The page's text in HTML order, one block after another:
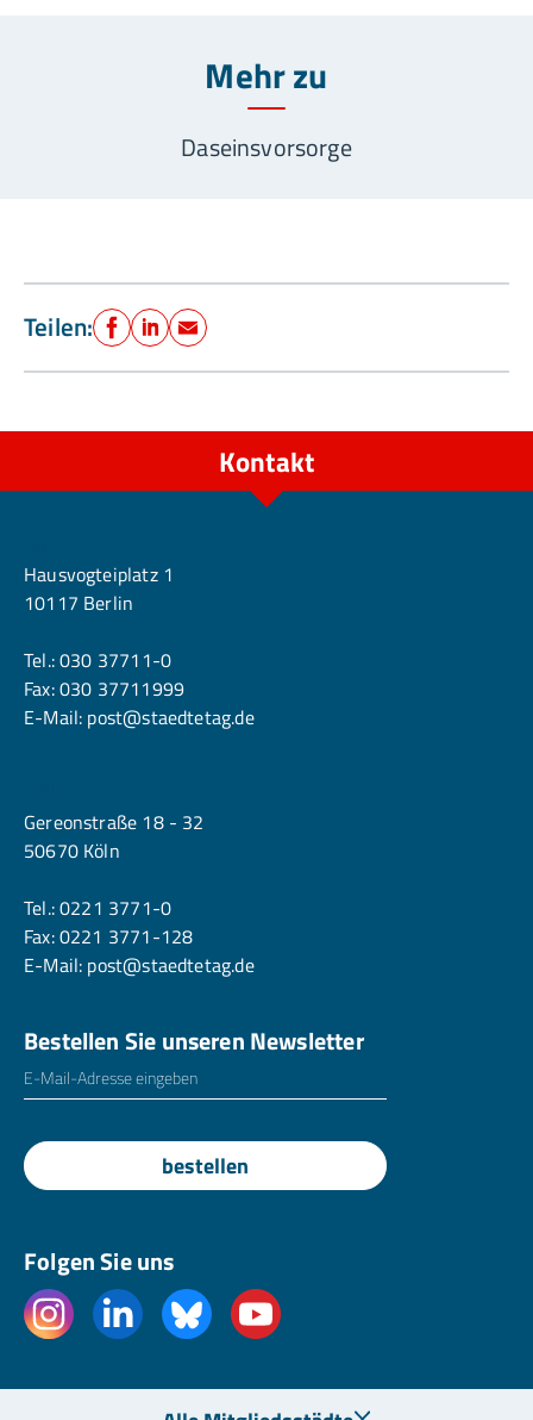
Mehr zu
Daseinsvorsorge
Teilen: Facebook
LinkedIn
E-Mail
Kontakt
Hausvogteiplatz 1
10117 Berlin
Tel.:030 37711-0
Fax: 030 37711999
E-Mail: post@staedtetag.de
Gereonstraße 18 - 32
50670 Köln
Tel.:0221 3771-0
Fax: 0221 3771-128
E-Mail: post@staedtetag.de
Bestellen Sie unseren Newsletter
E-Mailadresse
bestellen
Folgen Sie uns